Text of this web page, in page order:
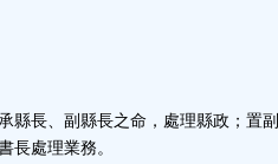
縣長、副縣長之命，處理縣政；置
長處理業務。